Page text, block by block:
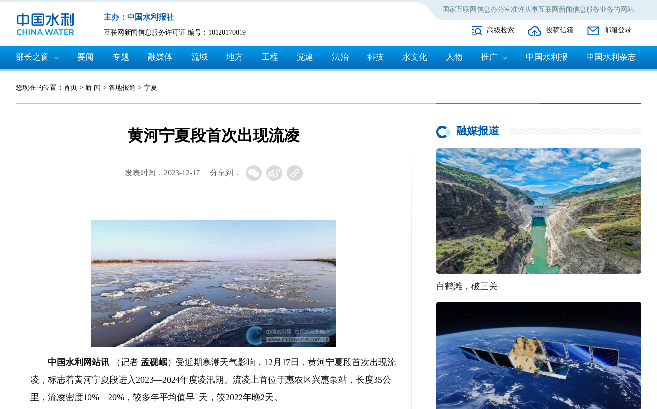
国家互联网信息办公室准许从事互联网新闻信息服务业务的网站
主办：中国水利报社
互联网新闻信息服务许可证 编号：10120170019 高级检索 投稿信箱 邮箱登录
部长之窗 要闻 专题 融媒体 流域 地方 工程 党建 法治 科技 水文化 人物 推广 中国水利报 中国水利杂志
您现在的位置： 首页 > 新 闻 > 各地报道 > 宁夏
黄河宁夏段首次出现流凌
发表时间：2023-12-17 分享到：
中国水利 网站讯 （记者 孟砚岷） 受近期寒潮天气影响， 12 月 17日，黄河宁夏段首次出现流
凌 ，标志着黄河宁夏段进入2023—2024年度凌汛期。 流凌上首位于惠农区兴惠泵站，长度35公
里， 流凌密度10%—20% ，较多年平均值早1 天，较2022年晚2天。
融媒报道
白鹤滩，破三关